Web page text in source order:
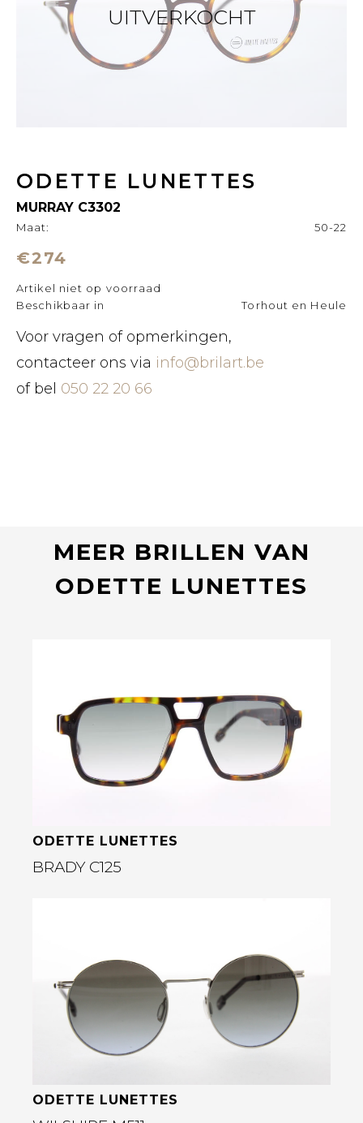
UITVERKOCHT
ODETTE LUNETTES
MURRAY C3302
Maat: 50-22
€274
Artikel niet op voorraad
Beschikbaar in
Torhout en Heule
Voor vragen of opmerkingen,
contacteer ons via info@brilart.be
of bel 050 22 20 66
MEER BRILLEN VAN
ODETTE LUNETTES
ODETTE LUNETTES
BRADY C125
ODETTE LUNETTES